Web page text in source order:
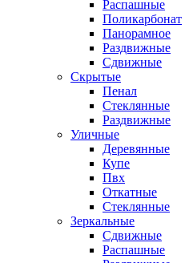
Распашные
Поликарбонат
Панорамное
Раздвижные
Сдвижные
Скрытые
Пенал
Стеклянные
Раздвижные
Уличные
Деревянные
Купе
Пвх
Откатные
Стеклянные
Зеркальные
Сдвижные
Распашные